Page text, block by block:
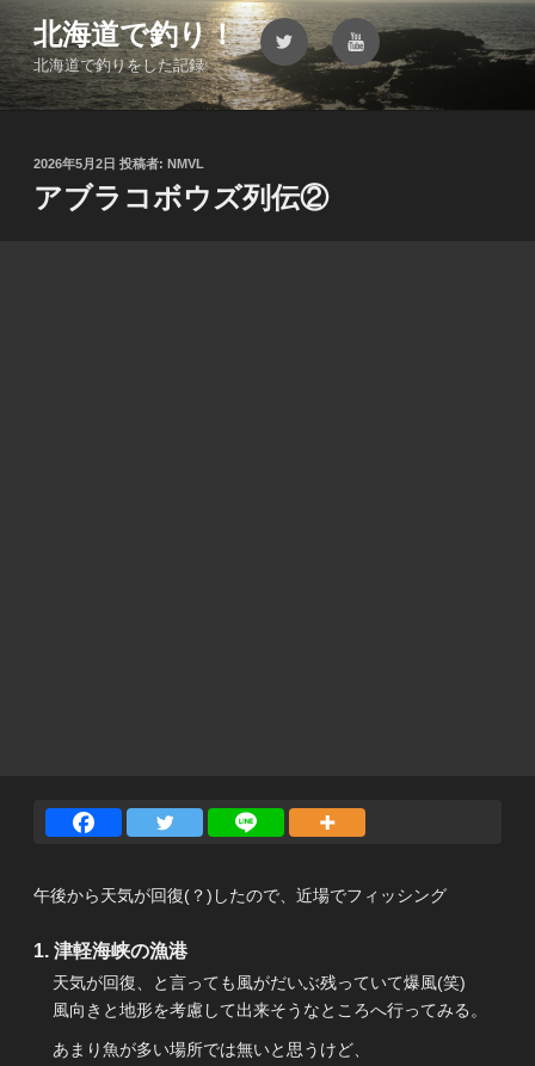
ン
テ
ン
北海道で釣り！
北海道で釣りをした記録
Twitter YouTube
投
稿
日:
2026年5月2日 投稿者: NMVL
アブラコボウズ列伝②
午後から天気が回復(？)したので、近場でフィッシング
津軽海峡の漁港
天気が回復、と言っても風がだいぶ残っていて爆風(笑)
風向きと地形を考慮して出来そうなところへ行ってみる。
あまり魚が多い場所では無いと思うけど、